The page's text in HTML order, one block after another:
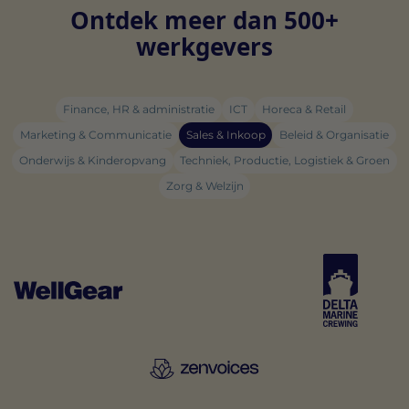
Ontdek meer dan 500+
werkgevers
Finance, HR & administratie ICT
Horeca & Retail
Marketing & Communicatie
Sales & Inkoop
Beleid & Organisatie
Onderwijs & Kinderopvang
Techniek, Productie, Logistiek & Groen
Zorg & Welzijn